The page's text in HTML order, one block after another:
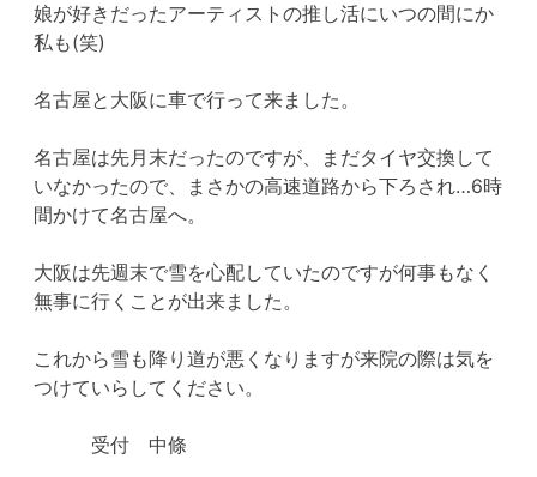
娘が好きだったアーティストの推し活にいつの間にか
私も(笑)
名古屋と大阪に車で行って来ました。
名古屋は先月末だったのですが、まだタイヤ交換して
いなかったので、まさかの高速道路から下ろされ…6時
間かけて名古屋へ。
大阪は先週末で雪を心配していたのですが何事もなく
無事に行くことが出来ました。
これから雪も降り道が悪くなりますが来院の際は気を
つけていらしてください。
受付 中條